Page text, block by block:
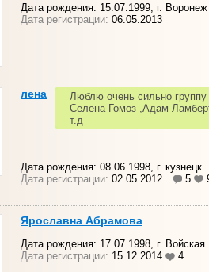
Дата рождения: 15.07.1999, г. Воронеж
Дата регистрации: 06.05.2013
лена
Люблю очень сильно
Селена Гомоз ,Адам
т.д
Дата рождения: 08.06.1998, г. кузнецк
Дата регистрации: 02.05.2012 5
Ярославна Абрамова
Дата рождения: 17.07.1998, г. Войская
Дата регистрации: 15.12.2014 4